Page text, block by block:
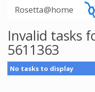
Rosetta@home
Invalid tasks
5611363
No tasks to display